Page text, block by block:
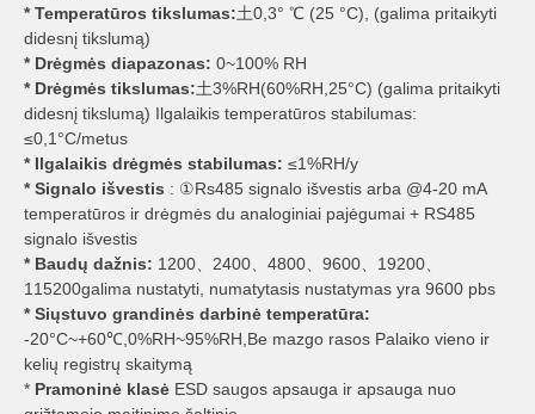
* Temperatūros tikslumas:土0,3° ℃ (25 °C), (galima pritaikyti
didesnį tikslumą)
* Drėgmės diapazonas: 0~100% RH
* Drėgmės tikslumas:土3%RH(60%RH,25°C) (galima pritaikyti
didesnį tikslumą) Ilgalaikis temperatūros stabilumas:
≤0,1°C/metus
* Ilgalaikis drėgmės stabilumas: ≤1%RH/y
* Signalo išvestis : ①Rs485 signalo išvestis arba @4-20 mA
temperatūros ir drėgmės du analoginiai pajėgumai + RS485
signalo išvestis
* Baudų dažnis: 1200、2400、4800、9600、19200、
115200galima nustatyti, numatytasis nustatymas yra 9600 pbs
* Siųstuvo grandinės darbinė temperatūra:
-20°C~+60℃,0%RH~95%RH,Be mazgo rasos Palaiko vieno ir
kelių registrų skaitymą
* Pramoninė klasė ESD saugos apsauga ir apsauga nuo